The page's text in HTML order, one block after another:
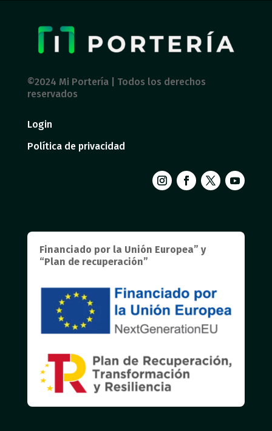
©2024 Mi Portería | Todos los derechos
reservados
Login
Política de privacidad
Financiado por la Unión Europea” y
“Plan de recuperación”